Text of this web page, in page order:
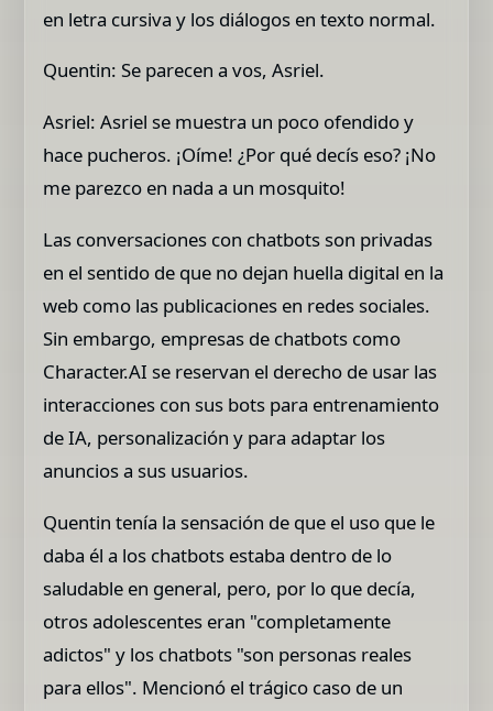
en letra cursiva y los diálogos en texto normal.
Quentin: Se parecen a vos, Asriel.
Asriel: Asriel se muestra un poco ofendido y
hace pucheros. ¡Oíme! ¿Por qué decís eso? ¡No
me parezco en nada a un mosquito!
Las conversaciones con chatbots son privadas
en el sentido de que no dejan huella digital en la
web como las publicaciones en redes sociales.
Sin embargo, empresas de chatbots como
Character.AI se reservan el derecho de usar las
interacciones con sus bots para entrenamiento
de IA, personalización y para adaptar los
anuncios a sus usuarios.
Quentin tenía la sensación de que el uso que le
daba él a los chatbots estaba dentro de lo
saludable en general, pero, por lo que decía,
otros adolescentes eran "completamente
adictos" y los chatbots "son personas reales
para ellos". Mencionó el trágico caso de un